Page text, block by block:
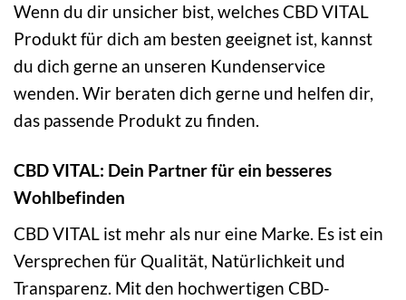
Wenn du dir unsicher bist, welches CBD VITAL
Produkt für dich am besten geeignet ist, kannst
du dich gerne an unseren Kundenservice
wenden. Wir beraten dich gerne und helfen dir,
das passende Produkt zu finden.
CBD VITAL: Dein Partner für ein besseres
Wohlbefinden
CBD VITAL ist mehr als nur eine Marke. Es ist ein
Versprechen für Qualität, Natürlichkeit und
Transparenz. Mit den hochwertigen CBD-